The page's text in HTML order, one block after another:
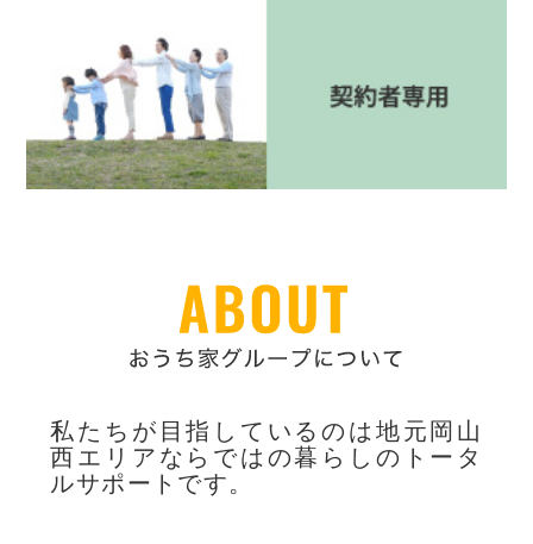
私たちが目指しているのは地元岡山
西エリアならではの暮らしのトータ
ルサポートです。